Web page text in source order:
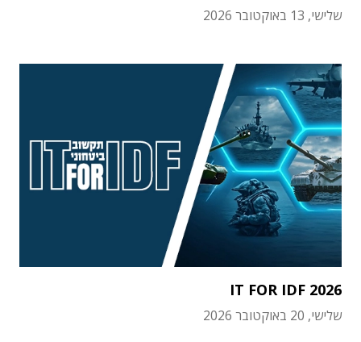
שלישי, 13 באוקטובר 2026
IT FOR IDF 2026
שלישי, 20 באוקטובר 2026